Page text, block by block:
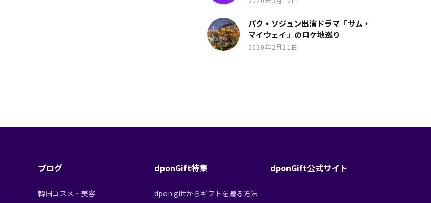
パク・ソジュン出演ドラマ「サム・
マイウェイ」のロケ地巡り
2020年2月21日
ブログ
韓国コスメ・美容
dponGift特集
dpon giftからギフトを贈る方法
dponGift公式サイト